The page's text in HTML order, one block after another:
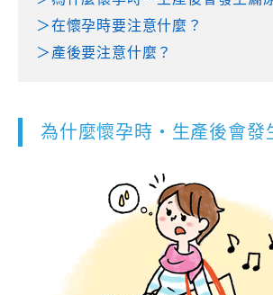
＞在懷孕時要注意什麼？
＞產後要注意什麼？
為什麼懷孕時‧生產後會發